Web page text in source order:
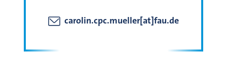
carolin.cpc.mueller[at]fau.de